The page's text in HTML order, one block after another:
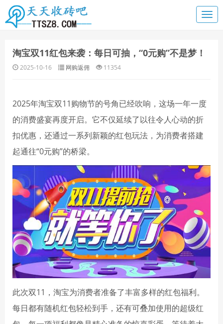
淘宝双11红包来袭：每日可抽，“0元购”不是梦！
2025-10-16 网购返佣 11354
2025年淘宝双11购物节的号角已经吹响，这场一年一度
的消费盛宴再度开启。它不仅延续了以往令人心动的折
扣优惠，还通过一系列新颖的红包玩法，为消费者搭建
起通往“0元购”的桥梁。
此次双11，淘宝为消费者准备了丰富多样的红包福利。
每日都有随机红包轻松到手，还有可叠加使用的超级红